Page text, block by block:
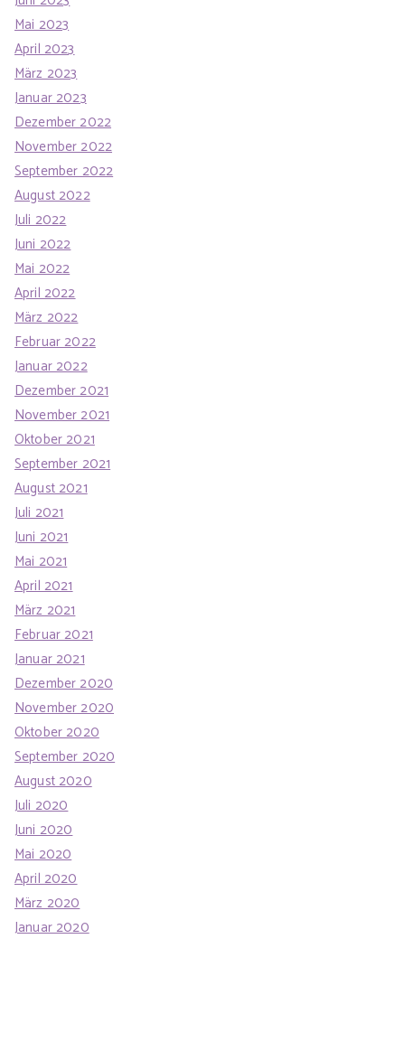
Mai 2023
April 2023
März 2023
Januar 2023
Dezember 2022
November 2022
September 2022
August 2022
Juli 2022
Juni 2022
Mai 2022
April 2022
März 2022
Februar 2022
Januar 2022
Dezember 2021
November 2021
Oktober 2021
September 2021
August 2021
Juli 2021
Juni 2021
Mai 2021
April 2021
März 2021
Februar 2021
Januar 2021
Dezember 2020
November 2020
Oktober 2020
September 2020
August 2020
Juli 2020
Juni 2020
Mai 2020
April 2020
März 2020
Januar 2020